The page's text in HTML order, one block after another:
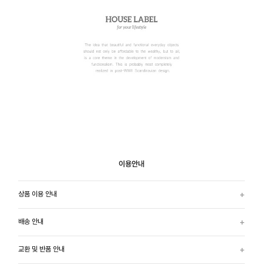
이용안내
상품 이용 안내
배송 안내
교환 및 반품 안내